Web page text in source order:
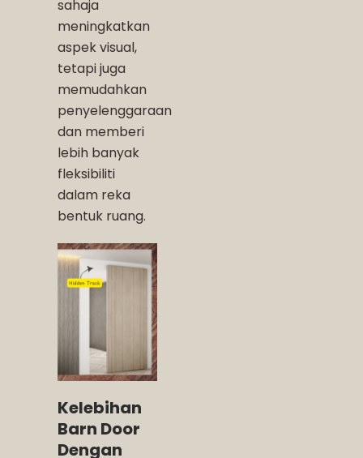
sahaja
meningkatkan
aspek visual,
tetapi juga
memudahkan
penyelenggaraan
dan memberi
lebih banyak
fleksibiliti
dalam reka
bentuk ruang.
Kelebihan
Barn Door
Dengan